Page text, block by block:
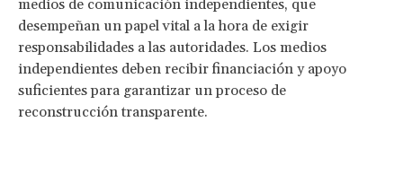
medios de comunicación independientes, que
desempeñan un papel vital a la hora de exigir
responsabilidades a las autoridades. Los medios
independientes deben recibir financiación y apoyo
suficientes para garantizar un proceso de
reconstrucción transparente.